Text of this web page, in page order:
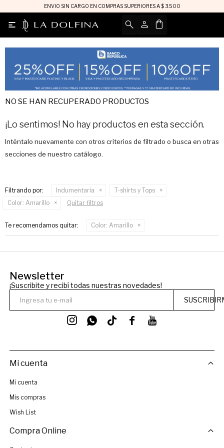
ENVIO SIN CARGO EN COMPRAS SUPERIORES A $ 3.500

NO SE HAN RECUPERADO PRODUCTOS
¡Lo sentimos! No hay productos en esta sección.
Inténtalo nuevamente con otros criterios de filtrado o busca en otras
secciones de nuestro catálogo.
Filtrando por: Indumentaria
T-shirts y Tops
Color: Amarillo Quitar filtros
Te recomendamos quitar: Color: Amarillo
Newsletter
¡Suscribite y recibí todas nuestras novedades!
 
 
Mi cuenta
Mi cuenta
Mis compras
Wish List
Compra Online